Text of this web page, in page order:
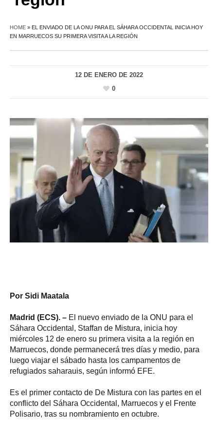
HOME » EL ENVIADO DE LA ONU PARA EL SÁHARA OCCIDENTAL INICIA HOY
EN MARRUECOS SU PRIMERA VISITA A LA REGIÓN
12 DE ENERO DE 2022
0
Por Sidi Maatala
Madrid (ECS). – El nuevo enviado de la ONU para el
Sáhara Occidental, Staffan de Mistura, inicia hoy
miércoles 12 de enero su primera visita a la región en
Marruecos, donde permanecerá tres días y medio, para
luego viajar el sábado hasta los campamentos de
refugiados saharauis, según informó EFE.
Es el primer contacto de De Mistura con las partes en el
conflicto del Sáhara Occidental, Marruecos y el Frente
Polisario, tras su nombramiento en octubre.